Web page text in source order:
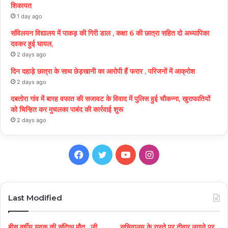
शिकायत
1 day ago
संविलयन विद्यालय में पाकड़ की गिरी डाल , कक्षा 6 की छात्रा सहित दो अध्यापिका
दवकर हुई घायल,
2 days ago
दिन दहाड़े छात्रा के साथ छेड़खानी का आरोपी हैं फरार , परिजनों में आक्रोश
2 days ago
दबतोरा गांव में बारह वफात की सजावट के विवाद में पुलिस हुई चौकन्ना, खुराफातियों
को चिन्हित कर मुचलका पाबंद की कार्रवाई शुरू
2 days ago
Facebook
TwitterYouTubeInstagram
Last Modified